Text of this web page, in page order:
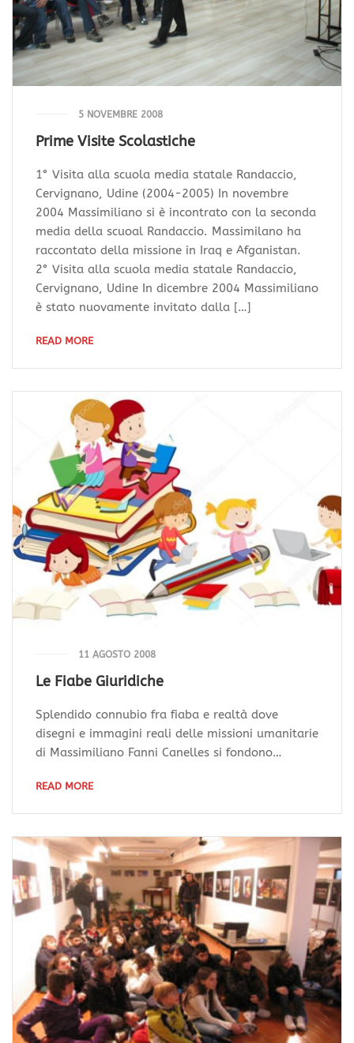
5 NOVEMBRE 2008
Prime Visite Scolastiche
1° Visita alla scuola media statale Randaccio,
Cervignano, Udine (2004-2005) In novembre
2004 Massimiliano si è incontrato con la seconda
media della scuoal Randaccio. Massimilano ha
raccontato della missione in Iraq e Afganistan.
2° Visita alla scuola media statale Randaccio,
Cervignano, Udine In dicembre 2004 Massimiliano
è stato nuovamente invitato dalla […]
READ MORE
11 AGOSTO 2008
Le Fiabe Giuridiche
Splendido connubio fra fiaba e realtà dove
disegni e immagini reali delle missioni umanitarie
di Massimiliano Fanni Canelles si fondono…
READ MORE